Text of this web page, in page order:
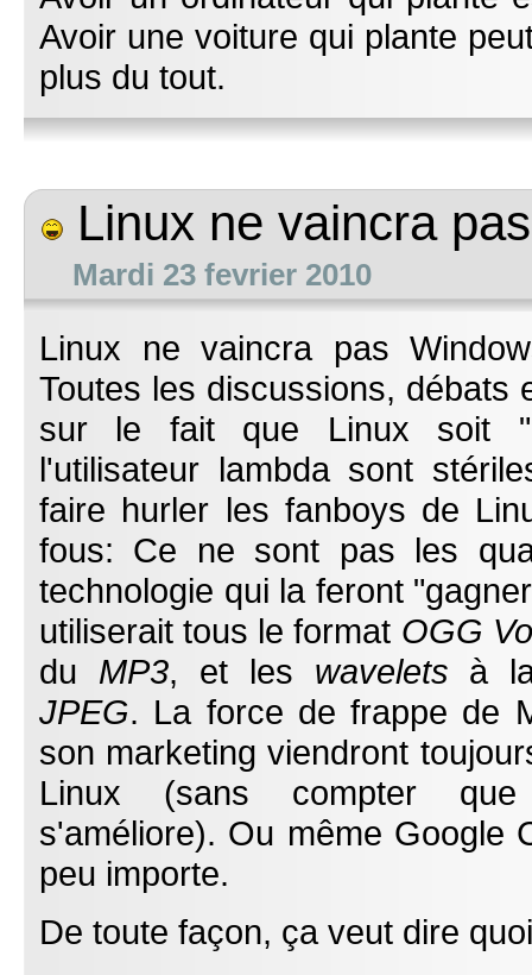
Avoir une voiture qui plante
plus du tout.
Linux ne vaincra pas
Mardi 23 fevrier 2010
Linux ne vaincra pas
Toutes les discussions, débats
sur le fait que Linux soit
l'utilisateur lambda sont
faire hurler les fanboys de
fous: Ce ne sont pas les
technologie qui la feront
utiliserait tous le format OGG
du MP3, et les wavelets à
JPEG. La force de frappe de
son marketing viendront
Linux (sans compter que
s'améliore). Ou même Google
peu importe.
De toute façon, ça veut dire